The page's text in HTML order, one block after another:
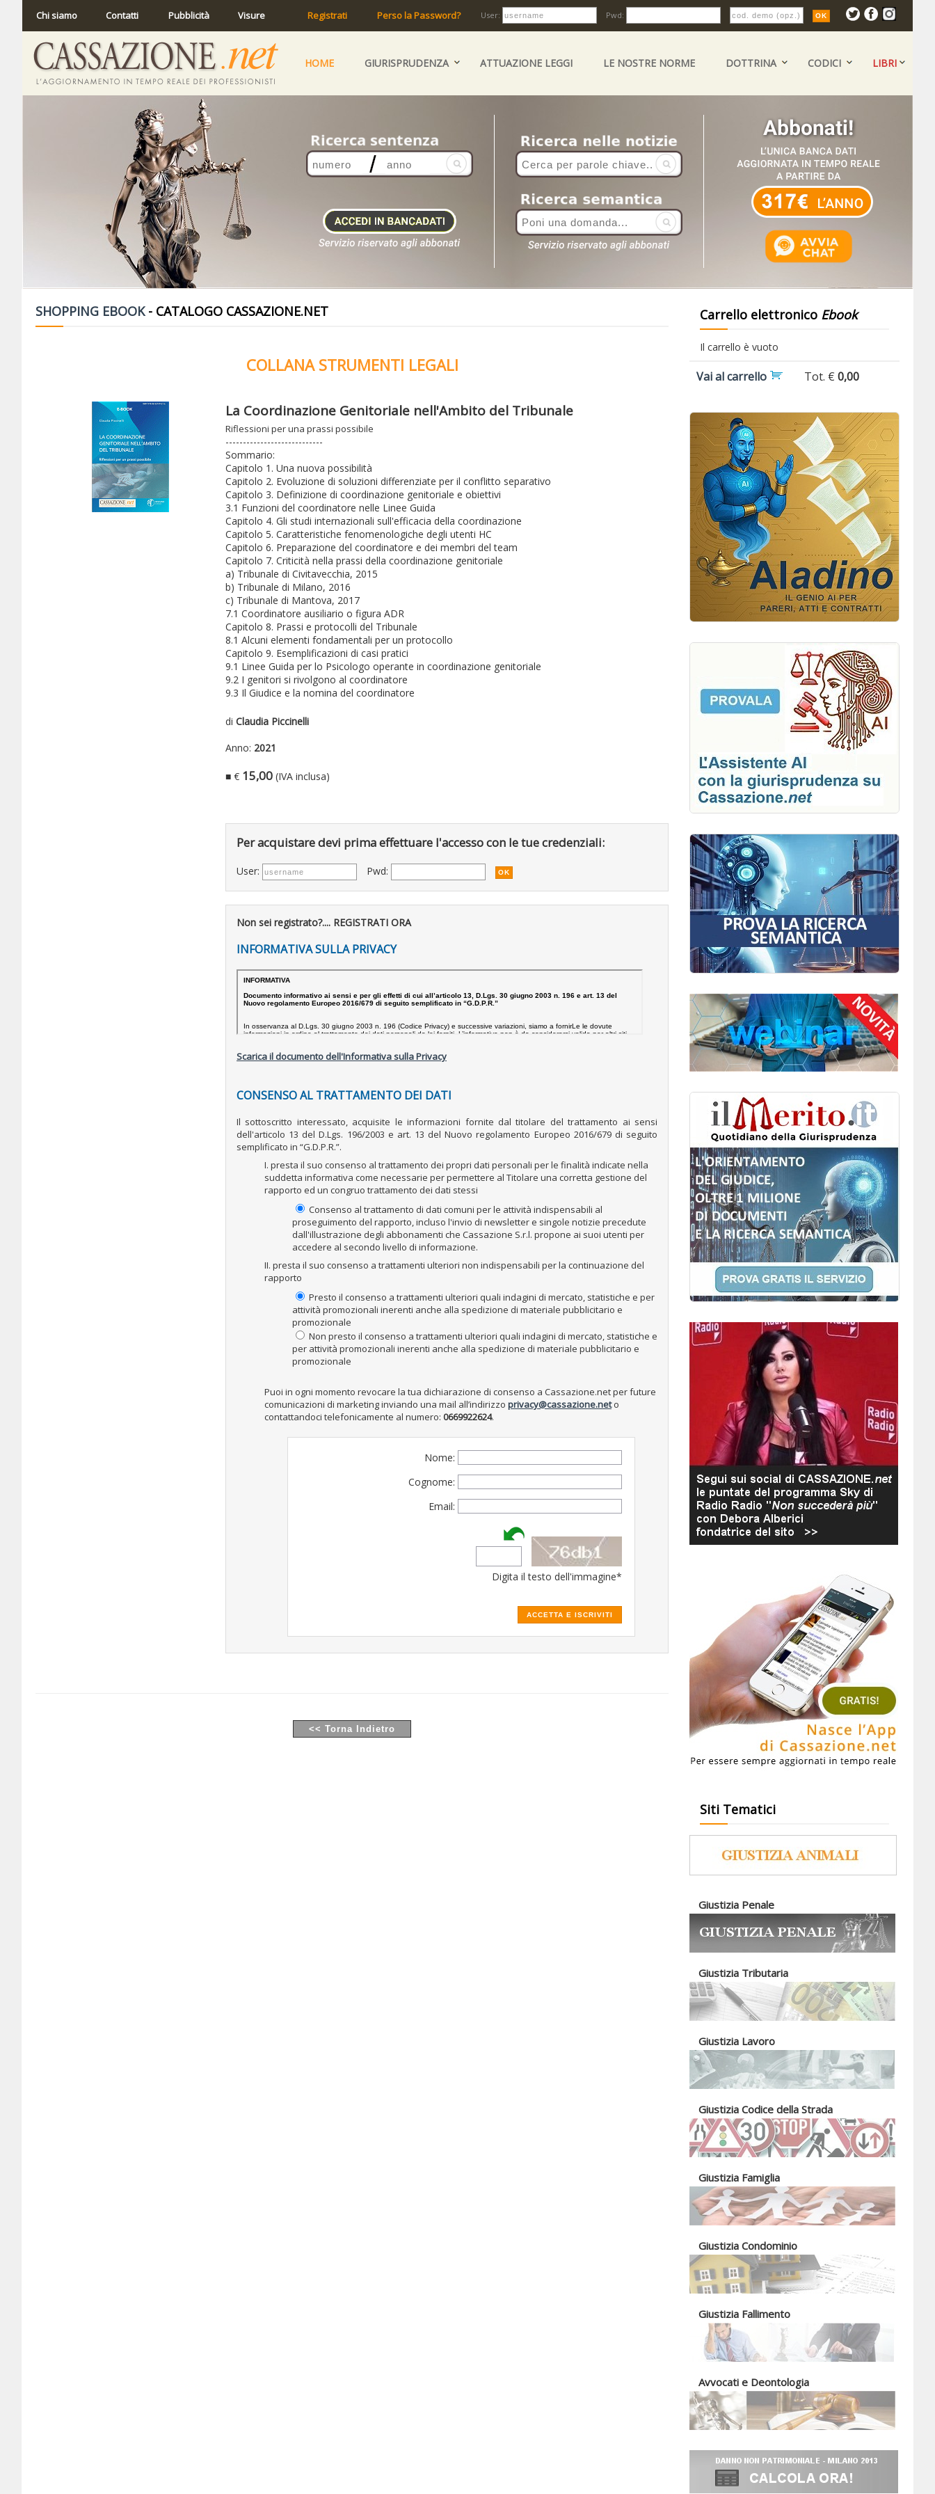
Chi siamo Contatti Pubblicità Visure Registrati Perso la Password? User: Pwd:
HOME GIURISPRUDENZA ATTUAZIONE LEGGI LE NOSTRE NORME DOTTRINA CODICI LIBRI
SHOPPING EBOOK- CATALOGO CASSAZIONE.NET
COLLANA STRUMENTI LEGALI
La Coordinazione Genitoriale nell'Ambito del Tribunale
Riflessioni per una prassi possibile
----------------------------
Sommario:
Capitolo 1. Una nuova possibilità
Capitolo 2. Evoluzione di soluzioni differenziate per il conflitto separativo
Capitolo 3. Definizione di coordinazione genitoriale e obiettivi
3.1 Funzioni del coordinatore nelle Linee Guida
Capitolo 4. Gli studi internazionali sull'efficacia della coordinazione
Capitolo 5. Caratteristiche fenomenologiche degli utenti HC
Capitolo 6. Preparazione del coordinatore e dei membri del team
Capitolo 7. Criticità nella prassi della coordinazione genitoriale
a) Tribunale di Civitavecchia, 2015
b) Tribunale di Milano, 2016
c) Tribunale di Mantova, 2017
7.1 Coordinatore ausiliario o figura ADR
Capitolo 8. Prassi e protocolli del Tribunale
8.1 Alcuni elementi fondamentali per un protocollo
Capitolo 9. Esemplificazioni di casi pratici
9.1 Linee Guida per lo Psicologo operante in coordinazione genitoriale
9.2 I genitori si rivolgono al coordinatore
9.3 Il Giudice e la nomina del coordinatore
di Claudia Piccinelli
Anno: 2021
■ € 15,00 (IVA inclusa)
Per acquistare devi prima effettuare l'accesso con le tue credenziali:
User: Pwd:
Non sei registrato?.... REGISTRATI ORA
INFORMATIVA SULLA PRIVACY
Scarica il documento dell'Informativa sulla Privacy
CONSENSO AL TRATTAMENTO DEI DATI
Il sottoscritto interessato, acquisite le informazioni fornite dal titolare del trattamento ai sensi
dell'articolo 13 del D.Lgs. 196/2003 e art. 13 del Nuovo regolamento Europeo 2016/679 di seguito
semplificato in “G.D.P.R.”.
I. presta il suo consenso al trattamento dei propri dati personali per le finalità indicate nella
suddetta informativa come necessarie per permettere al Titolare una corretta gestione del
rapporto ed un congruo trattamento dei dati stessi
Consenso al trattamento di dati comuni per le attività indispensabili al
proseguimento del rapporto, incluso l'invio di newsletter e singole notizie precedute
dall'illustrazione degli abbonamenti che Cassazione S.r.l. propone ai suoi utenti per
accedere al secondo livello di informazione.
II. presta il suo consenso a trattamenti ulteriori non indispensabili per la continuazione del
rapporto
Presto il consenso a trattamenti ulteriori quali indagini di mercato, statistiche e per
attività promozionali inerenti anche alla spedizione di materiale pubblicitario e
promozionale
Non presto il consenso a trattamenti ulteriori quali indagini di mercato, statistiche e
per attività promozionali inerenti anche alla spedizione di materiale pubblicitario e
promozionale
Puoi in ogni momento revocare la tua dichiarazione di consenso a Cassazione.net per future
comunicazioni di marketing inviando una mail all’indirizzo privacy@cassazione.neto
contattandoci telefonicamente al numero: 0669922624.
Nome:
Cognome:
Email:
Digita il testo dell'immagine*
Carrello elettronico Ebook
Il carrello è vuoto
Vai al carrello Tot. € 0,00
Siti Tematici
Giustizia Penale
Giustizia Tributaria
Giustizia Lavoro
Giustizia Codice della Strada
Giustizia Famiglia
Giustizia Condominio
Giustizia Fallimento
Avvocati e Deontologia